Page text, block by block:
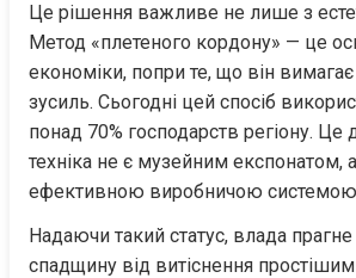
Це рішення важливе не лише з
Метод «плетеного кордону» — це
економіки, попри те, що він вимагає
зусиль. Сьогодні цей спосіб
понад 70% господарств регіону. Це
техніка не є музейним експонатом,
ефективною виробничою
Надаючи такий статус, влада
спадщину від витіснення